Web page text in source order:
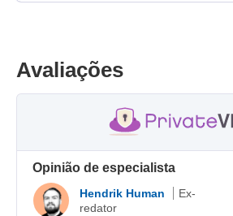
Avaliações
Opinião de especialista
Hendrik Human
Ex-
redator